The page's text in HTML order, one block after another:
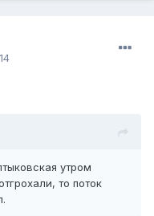
утром
то поток